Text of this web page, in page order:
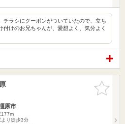
チラシにクーポンがついていたので、立ち
付けのお兄ちゃんが、愛想よく、気分よく
お気に入
りに追加
原市
177m
り徒歩3分